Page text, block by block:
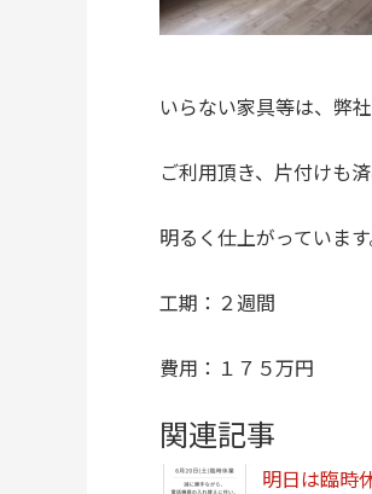
いらない家具等は、弊
ご利用頂き、片付けも
明るく仕上がっています
工期：２週間
費用：１７５万円
関連記事
明日は臨時